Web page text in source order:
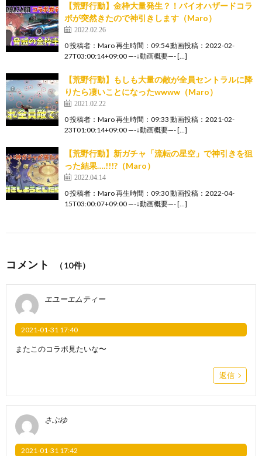
【荒野行動】金枠大量発生？！バイオハザードコラ
ボが突然きたので神引きします（Maro）
2022.02.26
0 投稿者：Maro 再生時間：09:54 動画投稿：2022-02-
27T03:00:14+09:00 —-↓動画概要—- […]
【荒野行動】もしも大量の敵が全員セントラルに降
りたら凄いことになったwwww（Maro）
2021.02.22
0 投稿者：Maro 再生時間：09:33 動画投稿：2021-02-
23T01:00:14+09:00 —-↓動画概要—- […]
【荒野行動】新ガチャ「流転の星空」で神引きを狙
った結果….!!!?（Maro）
2022.04.14
0 投稿者：Maro 再生時間：09:30 動画投稿：2022-04-
15T03:00:07+09:00 —-↓動画概要—- […]
コメント （10件）
エユーエムティー
2021-01-31 17:40
またこのコラボ見たいな〜
返信
さぶゆ
2021-01-31 17:42